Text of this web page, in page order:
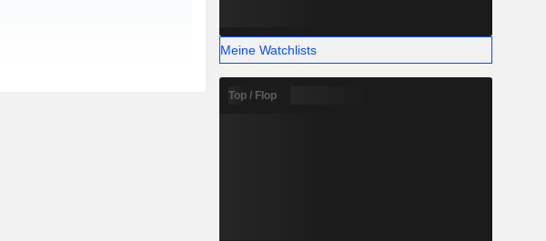
Meine Watchlists
Top / Flop